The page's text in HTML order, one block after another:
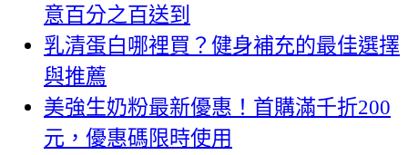
意百分之百送到
乳清蛋白哪裡買？健身補充的最佳選擇
與推薦
美強生奶粉最新優惠！首購滿千折200
元，優惠碼限時使用